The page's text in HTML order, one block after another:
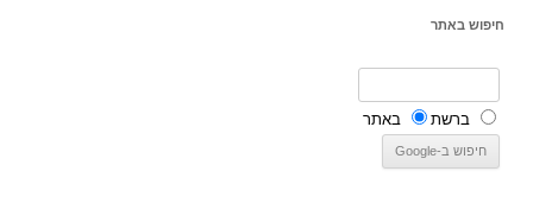
חיפוש באתר
ברשת באתר